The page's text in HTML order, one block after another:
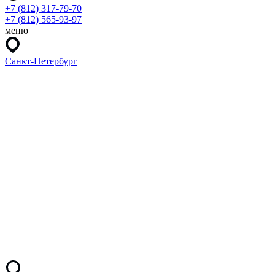
+7 (812) 317-79-70
+7 (812) 565-93-97
меню
Санкт-Петербург